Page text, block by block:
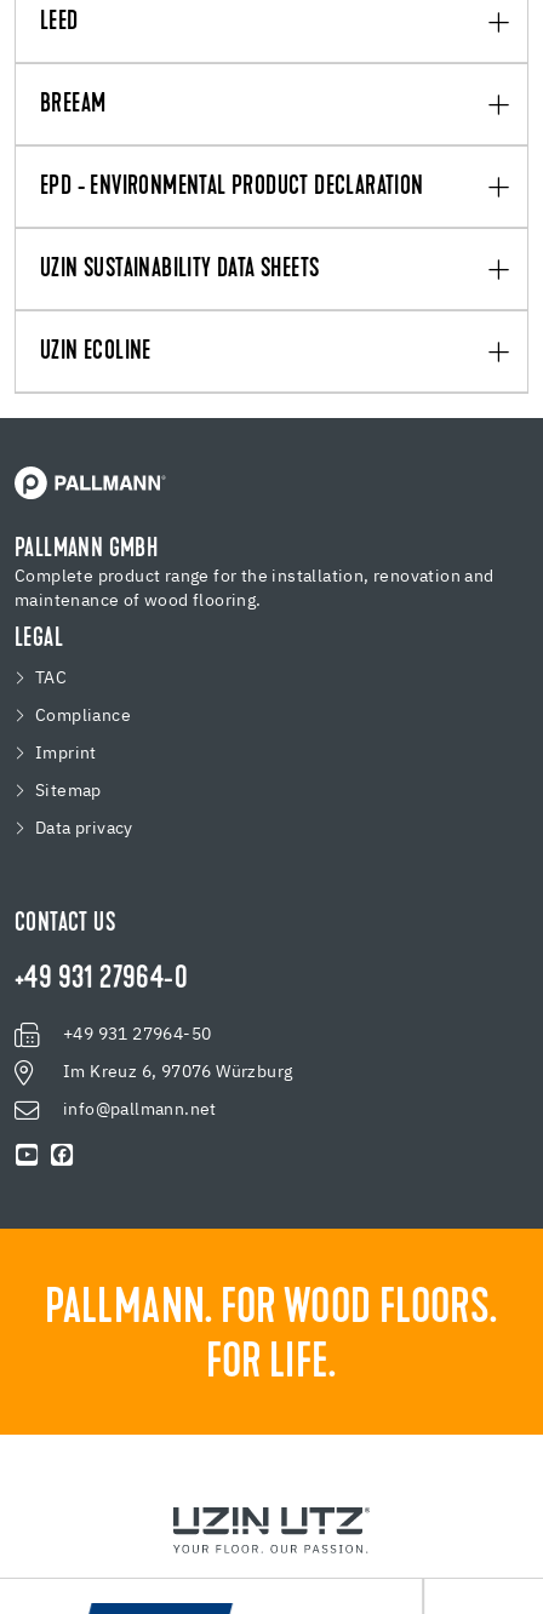
LEED
BREEAM
EPD - ENVIRONMENTAL PRODUCT DECLARATION
UZIN SUSTAINABILITY DATA SHEETS
UZIN ECOLINE
PALLMANN GMBH
Complete product range for the installation, renovation and
maintenance of wood flooring.
LEGAL
TAC
Compliance
Imprint
Sitemap
Data privacy
CONTACT US
+49 931 27964-0
+49 931 27964-50
Im Kreuz 6, 97076 Würzburg
info@pallmann.net
PALLMANN. FOR WOOD FLOORS.
FOR LIFE.